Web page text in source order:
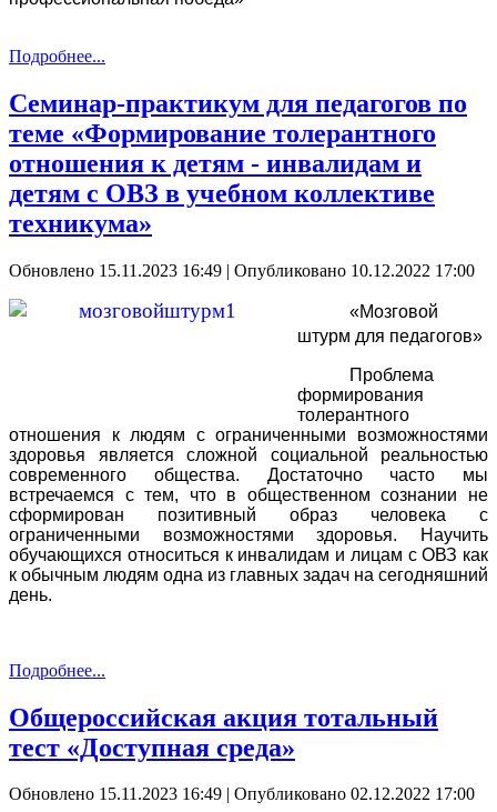
Подробнее...
Семинар-практикум для педагогов по
теме «Формирование толерантного
отношения к детям - инвалидам и
детям с ОВЗ в учебном коллективе
техникума»
Обновлено 15.11.2023 16:49 | Опубликовано 10.12.2022 17:00
«Мозговой
штурм для педагогов»
Проблема
формирования
толерантного
отношения к людям с ограниченными возможностями
здоровья является сложной социальной реальностью
современного общества. Достаточно часто мы
встречаемся с тем, что в общественном сознании не
сформирован позитивный образ человека с
ограниченными возможностями здоровья. Научить
обучающихся относиться к инвалидам и лицам с ОВЗ как
к обычным людям одна из главных задач на сегодняшний
день.
Подробнее...
Общероссийская акция тотальный
тест «Доступная среда»
Обновлено 15.11.2023 16:49 Опубликовано 02.12.2022 17:00